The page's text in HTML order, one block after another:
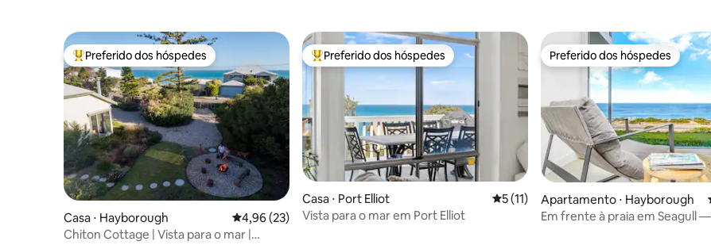
Entre os melhores preferidos dos hóspedes
Preferido dos hóspedes
Casa ⋅ Hayborough 4,96 de uma avaliação média de 5, 23 avaliações
4,96 (23)
Chiton Cottage | Vista para o mar |
Entre os melhores preferidos dos hóspedes
Preferido dos hóspedes
Casa ⋅ Port Elliot 5 de uma avaliação média de 5, 11
5 (11)
Vista para o mar em Port Elliot
Preferido dos hóspedes
Preferido dos hóspedes
Apartamento ⋅ Hayborough
Em frente à praia em Seagull